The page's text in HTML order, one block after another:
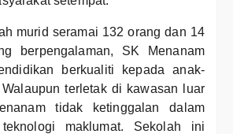
murid seramai 132 orang dan 14
berpengalaman, SK Menanam
berkualiti kepada anak-
terletak di kawasan luar
tidak ketinggalan dalam
teknologi maklumat. Sekolah ini